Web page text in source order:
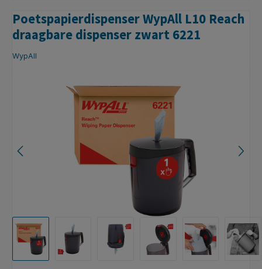
Poetspapierdispenser WypAll L10 Reach
draagbare dispenser zwart 6221
WypAll
Afbeeldingengalerij overslaan